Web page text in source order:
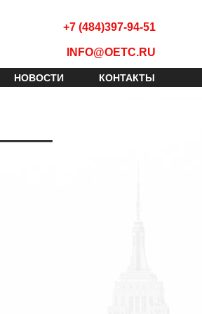
+7 (484)397-94-51
INFO@OETC.RU
НОВОСТИ КОНТАКТЫ